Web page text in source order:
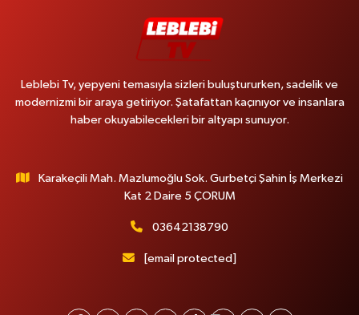
Leblebi Tv, yepyeni temasıyla sizleri buluştururken, sadelik ve
modernizmi bir araya getiriyor. Şatafattan kaçınıyor ve insanlara
haber okuyabilecekleri bir altyapı sunuyor.
Karakeçili Mah. Mazlumoğlu Sok. Gurbetçi Şahin İş Merkezi
Kat 2 Daire 5 ÇORUM
03642138790
[email protected]